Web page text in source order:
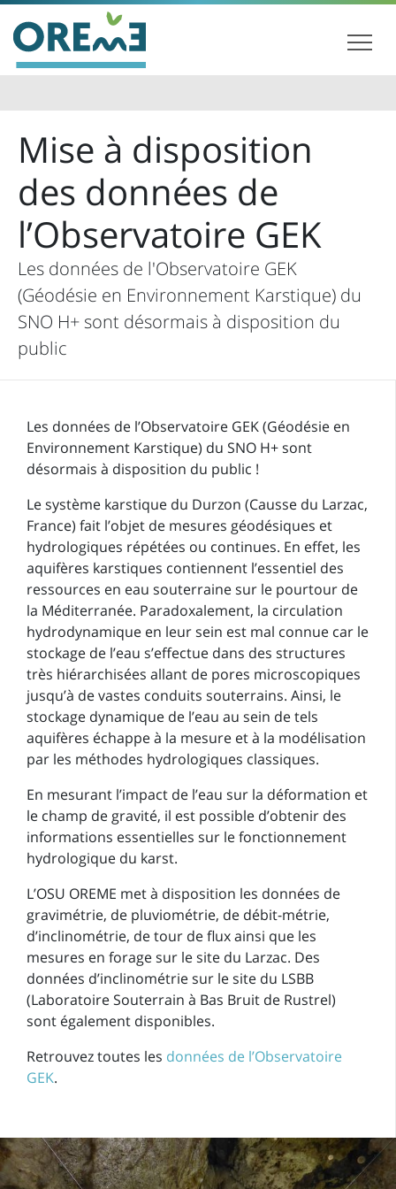
Mise à disposition
des données de
l’Observatoire GEK
Les données de l'Observatoire GEK
(Géodésie en Environnement Karstique) du
SNO H+ sont désormais à disposition du
public
Les données de l’Observatoire GEK (Géodésie en
Environnement Karstique) du SNO H+ sont
désormais à disposition du public !
Le système karstique du Durzon (Causse du Larzac,
France) fait l’objet de mesures géodésiques et
hydrologiques répétées ou continues. En effet, les
aquifères karstiques contiennent l’essentiel des
ressources en eau souterraine sur le pourtour de
la Méditerranée. Paradoxalement, la circulation
hydrodynamique en leur sein est mal connue car le
stockage de l’eau s’effectue dans des structures
très hiérarchisées allant de pores microscopiques
jusqu’à de vastes conduits souterrains. Ainsi, le
stockage dynamique de l’eau au sein de tels
aquifères échappe à la mesure et à la modélisation
par les méthodes hydrologiques classiques.
En mesurant l’impact de l’eau sur la déformation et
le champ de gravité, il est possible d’obtenir des
informations essentielles sur le fonctionnement
hydrologique du karst.
L’OSU OREME met à disposition les données de
gravimétrie, de pluviométrie, de débit-métrie,
d’inclinométrie, de tour de flux ainsi que les
mesures en forage sur le site du Larzac. Des
données d’inclinométrie sur le site du LSBB
(Laboratoire Souterrain à Bas Bruit de Rustrel)
sont également disponibles.
Retrouvez toutes les données de l’Observatoire
GEK.